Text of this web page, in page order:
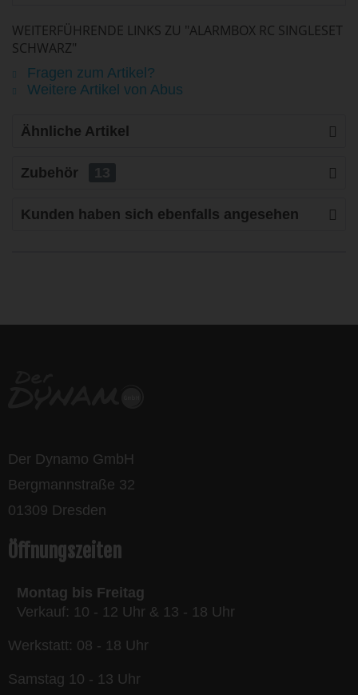
WEITERFÜHRENDE LINKS ZU "ALARMBOX RC SINGLESET
SCHWARZ"
Fragen zum Artikel?
Weitere Artikel von Abus
Ähnliche Artikel
Zubehör 13
Kunden haben sich ebenfalls angesehen
Der Dynamo GmbH
Bergmannstraße 32
01309 Dresden
Öffnungszeiten
Montag bis Freitag
Verkauf: 10 - 12 Uhr & 13 - 18 Uhr
Werkstatt: 08 - 18 Uhr
Samstag 10 - 13 Uhr